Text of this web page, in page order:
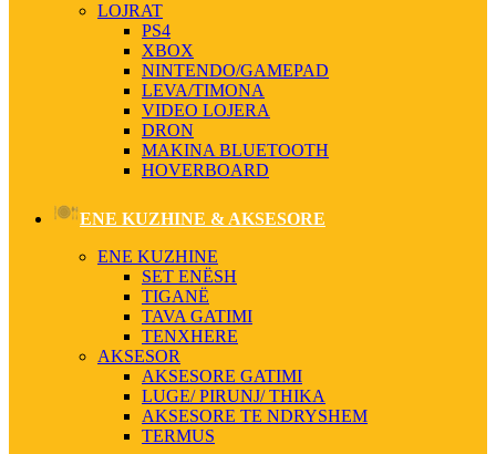
LOJRAT
PS4
XBOX
NINTENDO/GAMEPAD
LEVA/TIMONA
VIDEO LOJERA
DRON
MAKINA BLUETOOTH
HOVERBOARD
ENE KUZHINE & AKSESORE
ENE KUZHINE
SET ENËSH
TIGANË
TAVA GATIMI
TENXHERE
AKSESOR
AKSESORE GATIMI
LUGE/ PIRUNJ/ THIKA
AKSESORE TE NDRYSHEM
TERMUS